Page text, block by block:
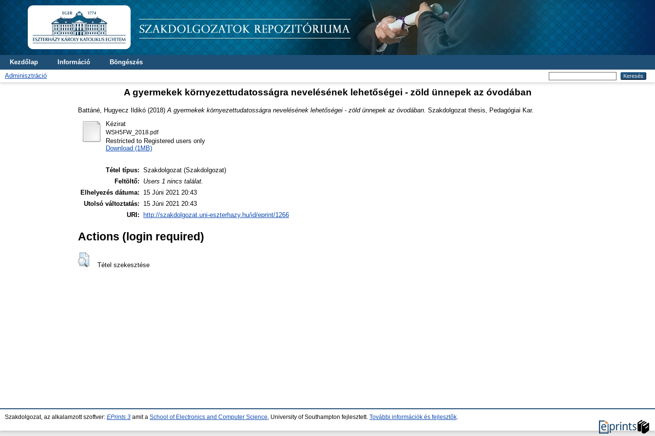
Kezdőlap Információ
Böngészés
Adminisztráció
A gyermekek környezettudatosságra nevelésének lehetőségei - zöld ünnepek az óvodában
Battáné, Hugyecz Ildikó (2018) A gyermekek környezettudatosságra nevelésének lehetőségei - zöld ünnepek az óvodában. Szakdolgozat thesis, Pedagógiai Kar.
Kézirat
WSH5FW_2018.pdf
Restricted to Registered users only
Download (1MB)
Tétel típus: Szakdolgozat (Szakdolgozat)
Feltöltő:
Users 1 nincs találat.
Elhelyezés dátuma:
15 Júni 2021 20:43
Utolsó változtatás:
15 Júni 2021 20:43
URI:
http://szakdolgozat.uni-eszterhazy.hu/id/eprint/1266
Actions (login required)
Tétel szekesztése
Szakdolgozat, az alkalamzott szoftver: EPrints 3 amit a School of Electronics and Computer Science , University of Southampton fejlesztett. További információk és fejlesztők